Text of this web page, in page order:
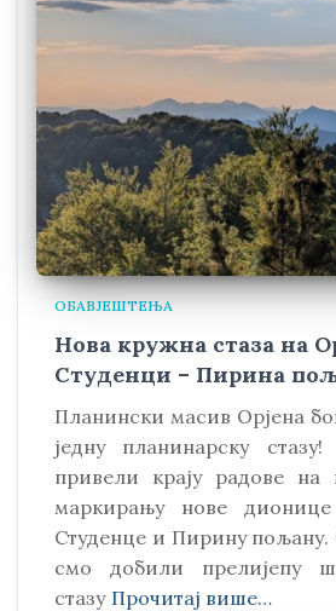
ОБАВЈЕШТЕЊА
Нова кружна стаза на
Студенци – Пирина
Планински масив Орјена
једну планинарску
привели крају радове на
маркирању нове дионице
Студенце и Пирину
смо добили прелијепу
стазу Прочитај више…